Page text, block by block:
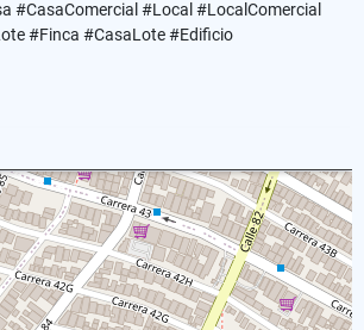
#CasaComercial #Local #LocalComercial
#Finca #CasaLote #Edificio